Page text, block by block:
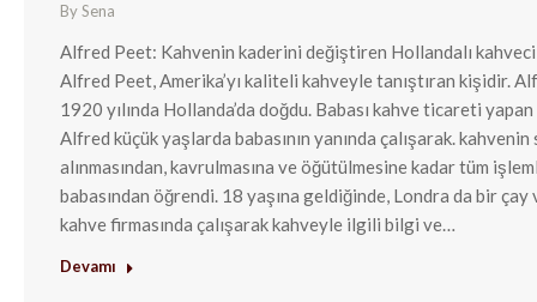
BySena
Alfred Peet: Kahvenin kaderini değiştiren Hollandalı kahveci
Alfred Peet, Amerika’yı kaliteli kahveyle tanıştıran kişidir.
1920 yılında Hollanda’da doğdu. Babası kahve ticareti yapan
Alfred küçük yaşlarda babasının yanında çalışarak. kahvenin
alınmasından, kavrulmasına ve öğütülmesine kadar tüm
babasından öğrendi. 18 yaşına geldiğinde, Londra da bir çay
kahve firmasında çalışarak kahveyle ilgili bilgi ve…
Devamı